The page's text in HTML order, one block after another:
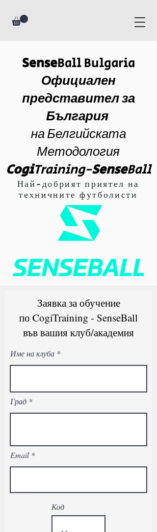
SenseBall Bulgaria
Официален
представител за
България
на Белгийската
Методология
CogiTraining-SenseBall
Най-добрият приятел на
техничните футболисти
Заявка за обучение
по CogiTraining - SenseBall
във вашия клуб/академия
Име на клуба
Град
Email
Код